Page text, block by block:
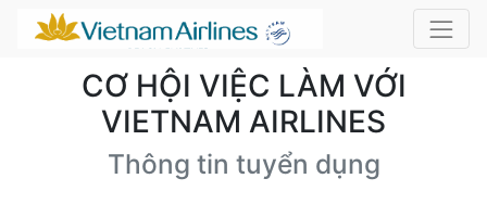
CƠ HỘI VIỆC LÀM VỚI
VIETNAM AIRLINES
Thông tin tuyển dụng